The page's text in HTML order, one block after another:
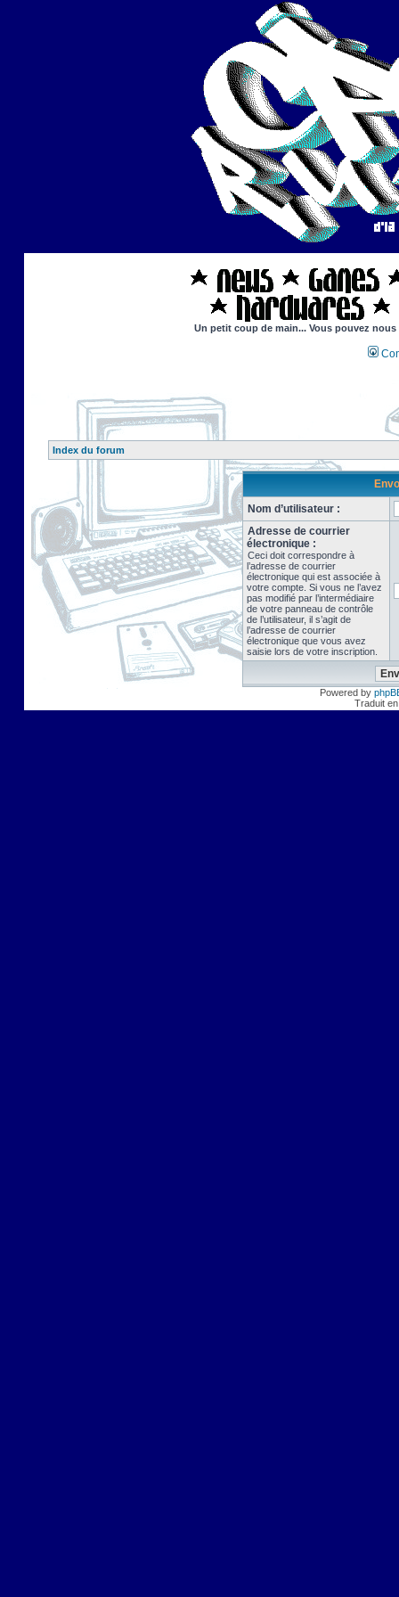
Un petit coup de main... Vous pouvez
Index du forum
Nom d’utilisateur :
Adresse de courrier
électronique :
Ceci doit correspondre à
l’adresse de courrier
électronique qui est associée à
votre compte. Si vous ne l’avez
pas modifié par l’intermédiaire
de votre panneau de contrôle
de l’utilisateur, il s’agit de
l’adresse de courrier
électronique que vous avez
saisie lors de votre inscription.
Powered by
Traduit